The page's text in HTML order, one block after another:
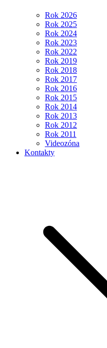
Rok 2026
Rok 2025
Rok 2024
Rok 2023
Rok 2022
Rok 2019
Rok 2018
Rok 2017
Rok 2016
Rok 2015
Rok 2014
Rok 2013
Rok 2012
Rok 2011
Videozóna
Kontakty